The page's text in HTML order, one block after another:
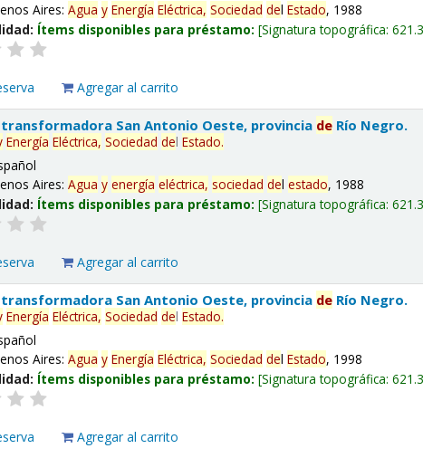
Aires:Agua y Energía Eléctrica, Sociedad delEstado, 1988
Ítems disponibles para préstamo: Signatura topográfica:
Agregar al carrito
San Antonio Oeste, provincia de Río Negro.
Energía Eléctrica, Sociedad delEstado.
Aires:Agua y energía eléctrica, sociedad delestado, 1988
Ítems disponibles para préstamo: Signatura topográfica:
Agregar al carrito
San Antonio Oeste, provincia de Río Negro.
Energía Eléctrica, Sociedad delEstado.
Aires:Agua y Energía Eléctrica, Sociedad delEstado, 1998
Ítems disponibles para préstamo: Signatura topográfica:
Agregar al carrito